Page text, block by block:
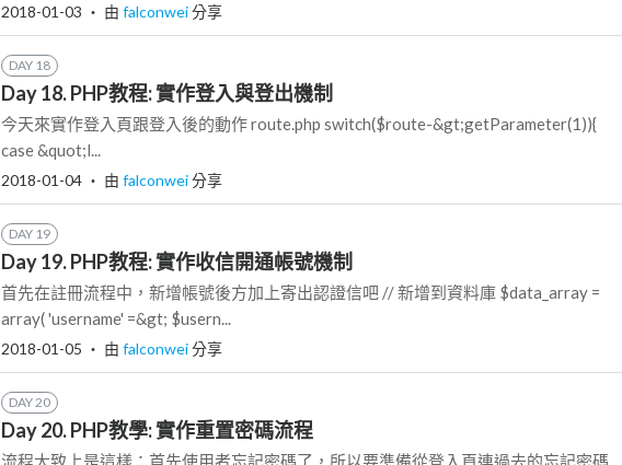
2018-01-03 ‧ 由 falconwei分享
DAY 18
Day 18. PHP教程: 實作登入與登出機制
今天來實作登入頁跟登入後的動作 route.php switch($route-&gt;getParameter(1)){
case &quot;l...
2018-01-04 ‧ 由 falconwei分享
DAY 19
Day 19. PHP教程: 實作收信開通帳號機制
首先在註冊流程中，新增帳號後方加上寄出認證信吧 // 新增到資料庫 $data_array =
array( 'username' =&gt; $usern...
2018-01-05 ‧ 由 falconwei分享
DAY 20
Day 20. PHP教學: 實作重置密碼流程
流程大致上是這樣：首先使用者忘記密碼了，所以要準備從登入頁連過去的忘記密碼